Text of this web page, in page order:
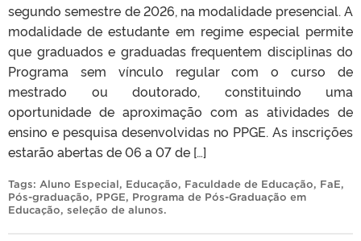
segundo semestre de 2026, na modalidade presencial. A
modalidade de estudante em regime especial permite
que graduados e graduadas frequentem disciplinas do
Programa sem vínculo regular com o curso de
mestrado ou doutorado, constituindo uma
oportunidade de aproximação com as atividades de
ensino e pesquisa desenvolvidas no PPGE. As inscrições
estarão abertas de 06 a 07 de […]
Tags: Aluno Especial, Educação, Faculdade de Educação, FaE,
Pós-graduação, PPGE, Programa de Pós-Graduação em
Educação, seleção de alunos.